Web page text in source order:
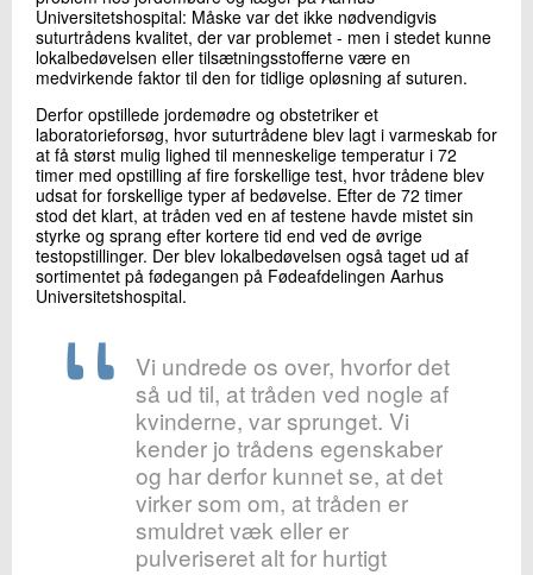
Universitetshospital: Måske var det ikke nødvendigvis
suturtrådens kvalitet, der var problemet - men i stedet kunne
lokalbedøvelsen eller tilsætningsstofferne være en
medvirkende faktor til den for tidlige opløsning af suturen.
Derfor opstillede jordemødre og obstetriker et
laboratorieforsøg, hvor suturtrådene blev lagt i varmeskab for
at få størst mulig lighed til menneskelige temperatur i 72
timer med opstilling af fire forskellige test, hvor trådene blev
udsat for forskellige typer af bedøvelse. Efter de 72 timer
stod det klart, at tråden ved en af testene havde mistet sin
styrke og sprang efter kortere tid end ved de øvrige
testopstillinger. Der blev lokalbedøvelsen også taget ud af
sortimentet på fødegangen på Fødeafdelingen Aarhus
Universitetshospital.
Vi undrede os over, hvorfor det
så ud til, at tråden ved nogle af
kvinderne, var sprunget. Vi
kender jo trådens egenskaber
og har derfor kunnet se, at det
virker som om, at tråden er
smuldret væk eller er
pulveriseret alt for hurtigt